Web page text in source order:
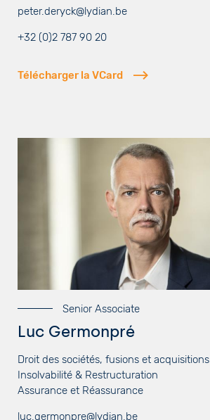
peter.deryck@lydian.be
+32 (0)2 787 90 20
Télécharger la VCard
Senior Associate
Luc Germonpré
Droit des sociétés, fusions et acquisitions
Insolvabilité & Restructuration
Assurance et Réassurance
luc.germonpre@lydian.be